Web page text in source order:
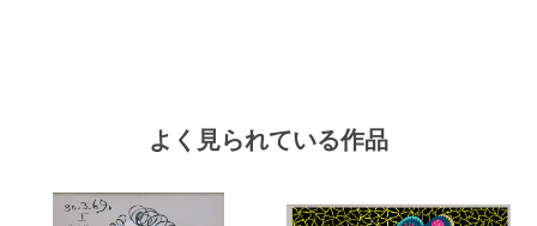
よく見られている作品